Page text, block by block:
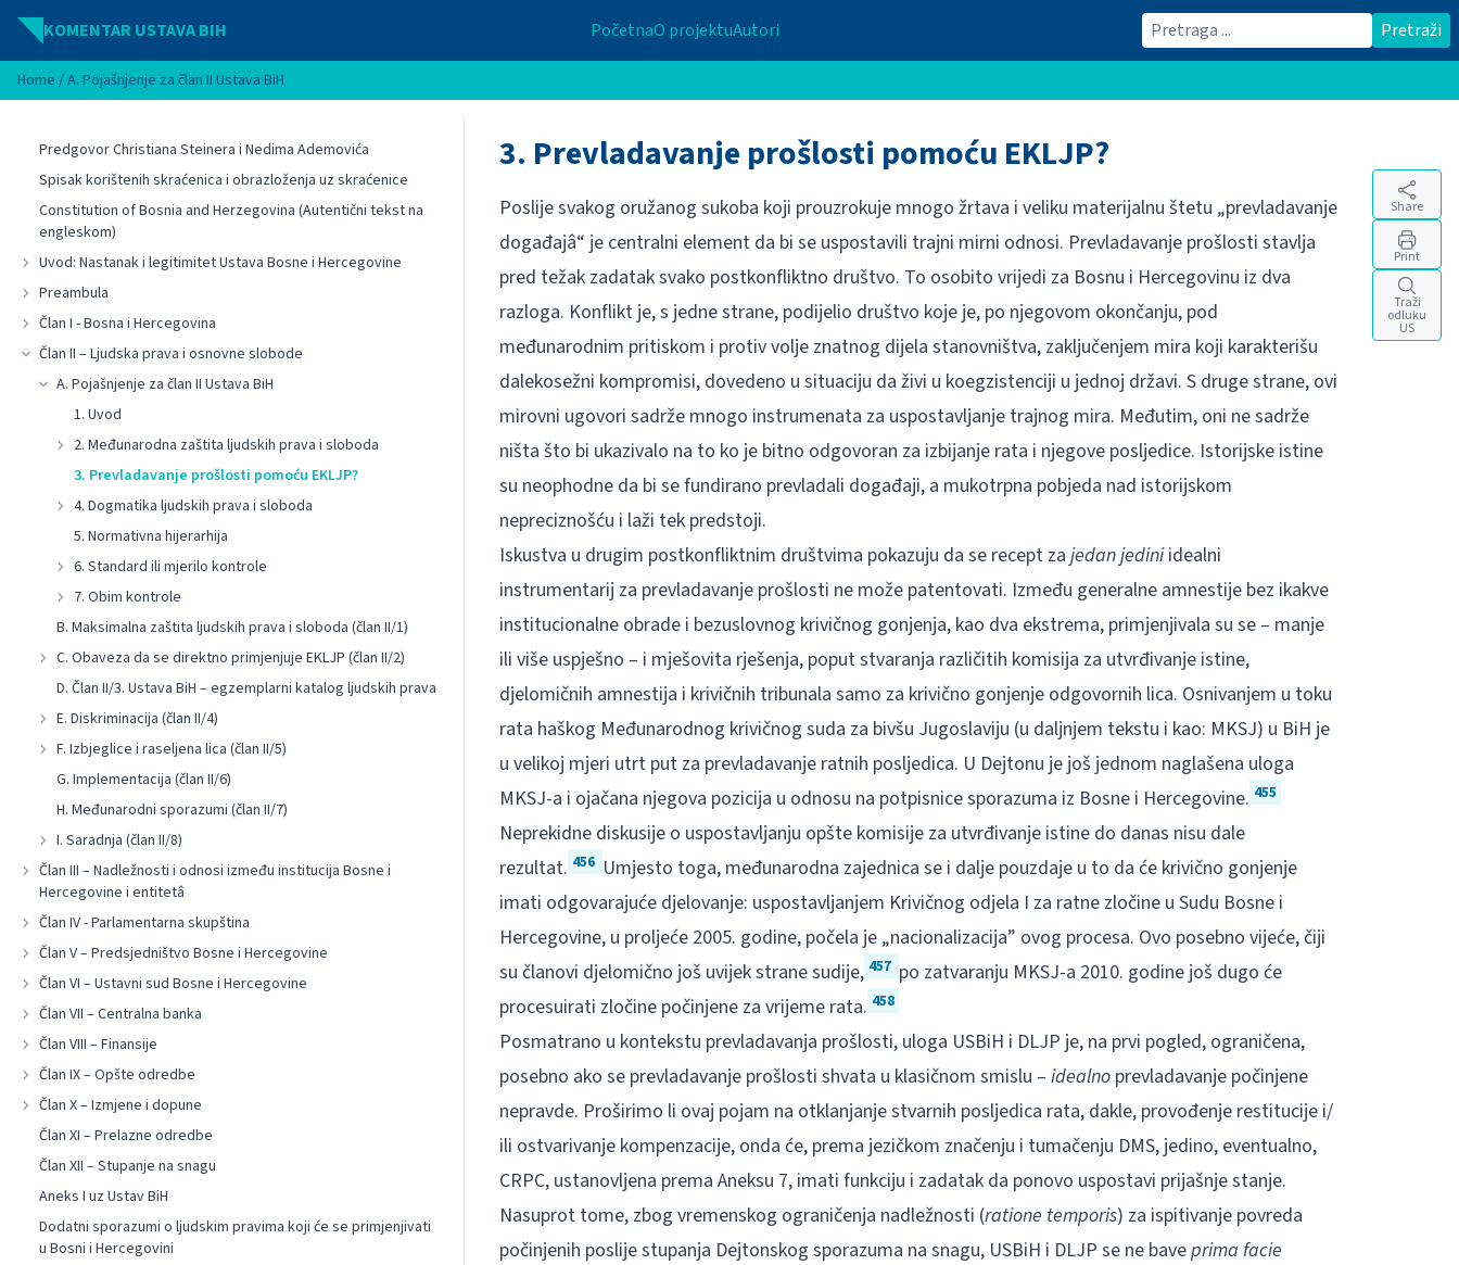
Idi na sadržaj
KOMENTAR USTAVA BIH PočetnaO projektuAutori Traži Pretraži
Home /A. Pojašnjenje za član II Ustava BiH
Predgovor Christiana Steinera i Nedima Ademovića
Spisak korištenih skraćenica i obrazloženja uz skraćenice
Constitution of Bosnia and Herzegovina (Autentični tekst na
engleskom)
Uvod: Nastanak i legitimitet Ustava Bosne i Hercegovine
Preambula
Član I - Bosna i Hercegovina
Član II – Ljudska prava i osnovne slobode
A. Pojašnjenje za član II Ustava BiH
1. Uvod
2. Međunarodna zaštita ljudskih prava i sloboda
3. Prevladavanje prošlosti pomoću EKLJP?
4. Dogmatika ljudskih prava i sloboda
5. Normativna hijerarhija
6. Standard ili mjerilo kontrole
7. Obim kontrole
B. Maksimalna zaštita ljudskih prava i sloboda (član II/1)
C. Obaveza da se direktno primjenjuje EKLJP (član II/2)
D. Član II/3. Ustava BiH – egzemplarni katalog ljudskih prava
E. Diskriminacija (član II/4)
F. Izbjeglice i raseljena lica (član II/5)
G. Implementacija (član II/6)
H. Međunarodni sporazumi (član II/7)
I. Saradnja (član II/8)
Član III – Nadležnosti i odnosi između institucija Bosne i
Hercegovine i entitetâ
Član IV - Parlamentarna skupština
Član V – Predsjedništvo Bosne i Hercegovine
Član VI – Ustavni sud Bosne i Hercegovine
Član VII – Centralna banka
Član VIII – Finansije
Član IX – Opšte odredbe
Član X – Izmjene i dopune
Član XI – Prelazne odredbe
Član XII – Stupanje na snagu
Aneks I uz Ustav BiH
Dodatni sporazumi o ljudskim pravima koji će se primjenjivati
u Bosni i Hercegovini
3. Prevladavanje prošlosti pomoću EKLJP?
Poslije svakog oružanog sukoba koji prouzrokuje mnogo žrtava i veliku materijalnu štetu „prevladavanje
događajâ“ je centralni element da bi se uspostavili trajni mirni odnosi. Prevladavanje prošlosti stavlja
pred težak zadatak svako postkonfliktno društvo. To osobito vrijedi za Bosnu i Hercegovinu iz dva
razloga. Konflikt je, s jedne strane, podijelio društvo koje je, po njegovom okončanju, pod
međunarodnim pritiskom i protiv volje znatnog dijela stanovništva, zaključenjem mira koji karakterišu
dalekosežni kompromisi, dovedeno u situaciju da živi u koegzistenciji u jednoj državi. S druge strane, ovi
mirovni ugovori sadrže mnogo instrumenata za uspostavljanje trajnog mira. Međutim, oni ne sadrže
ništa što bi ukazivalo na to ko je bitno odgovoran za izbijanje rata i njegove posljedice. Istorijske istine
su neophodne da bi se fundirano prevladali događaji, a mukotrpna pobjeda nad istorijskom
nepreciznošću i laži tek predstoji.
Iskustva u drugim postkonfliktnim društvima pokazuju da se recept za jedan jediniidealni
instrumentarij za prevladavanje prošlosti ne može patentovati. Između generalne amnestije bez ikakve
institucionalne obrade i bezuslovnog krivičnog gonjenja, kao dva ekstrema, primjenjivala su se – manje
ili više uspješno – i mješovita rješenja, poput stvaranja različitih komisija za utvrđivanje istine,
djelomičnih amnestija i krivičnih tribunala samo za krivično gonjenje odgovornih lica. Osnivanjem u toku
rata haškog Međunarodnog krivičnog suda za bivšu Jugoslaviju (u daljnjem tekstu i kao: MKSJ) u BiH je
u velikoj mjeri utrt put za prevladavanje ratnih posljedica. U Dejtonu je još jednom naglašena uloga
MKSJ-a i ojačana njegova pozicija u odnosu na potpisnice sporazuma iz Bosne i Hercegovine. 455
Neprekidne diskusije o uspostavljanju opšte komisije za utvrđivanje istine do danas nisu dale
rezultat. 456 Umjesto toga, međunarodna zajednica se i dalje pouzdaje u to da će krivično gonjenje
imati odgovarajuće djelovanje: uspostavljanjem Krivičnog odjela I za ratne zločine u Sudu Bosne i
Hercegovine, u proljeće 2005. godine, počela je „nacionalizacija” ovog procesa. Ovo posebno vijeće, čiji
su članovi djelomično još uvijek strane sudije, 457 po zatvaranju MKSJ-a 2010. godine još dugo će
procesuirati zločine počinjene za vrijeme rata. 458
Posmatrano u kontekstu prevladavanja prošlosti, uloga USBiH i DLJP je, na prvi pogled, ograničena,
posebno ako se prevladavanje prošlosti shvata u klasičnom smislu – idealno prevladavanje počinjene
nepravde. Proširimo li ovaj pojam na otklanjanje stvarnih posljedica rata, dakle, provođenje restitucije i/
ili ostvarivanje kompenzacije, onda će, prema jezičkom značenju i tumačenju DMS, jedino, eventualno,
CRPC, ustanovljena prema Aneksu 7, imati funkciju i zadatak da ponovo uspostavi prijašnje stanje.
Nasuprot tome, zbog vremenskog ograničenja nadležnosti (ratione temporis) za ispitivanje povreda
počinjenih poslije stupanja Dejtonskog sporazuma na snagu, USBiH i DLJP se ne baveprima facie
Share
Print
Traži
odluku
US